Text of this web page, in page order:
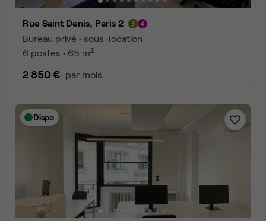
Rue Saint Denis, Paris 2
Bureau privé • sous-location
6 postes • 65 m2
2 850 € par mois
Dispo